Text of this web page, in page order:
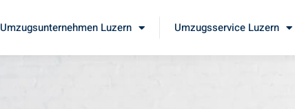
Umzugsunternehmen Luzern Umzugsservice Luzern